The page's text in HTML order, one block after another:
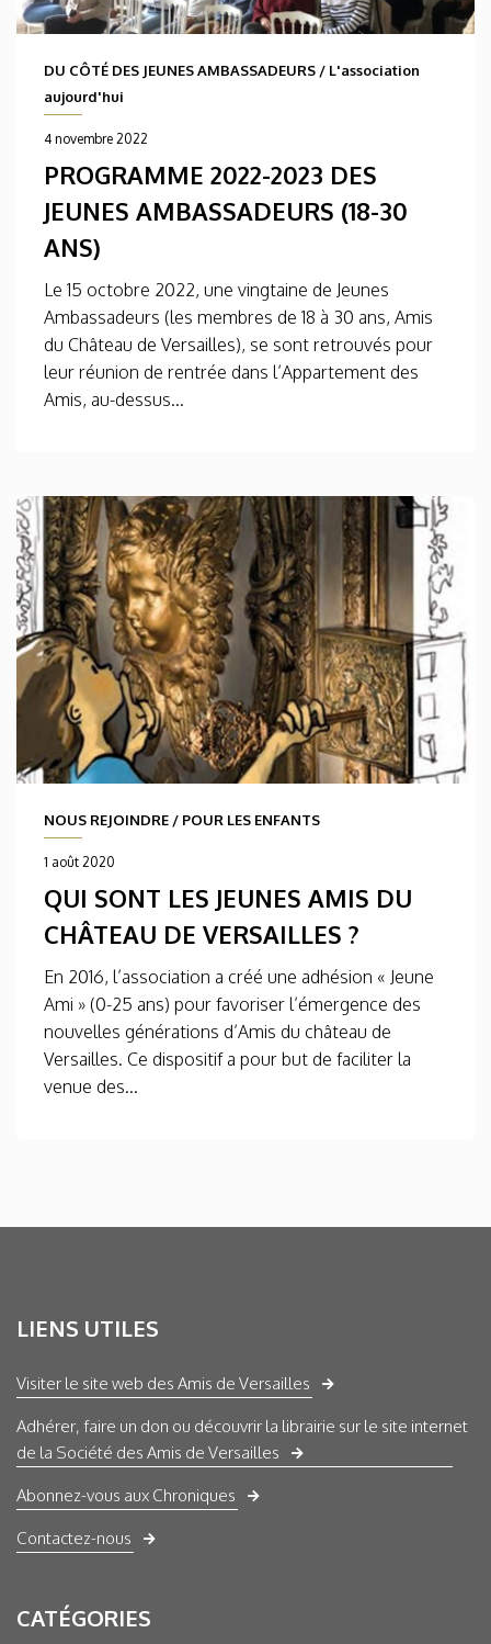
DU CÔTÉ DES JEUNES AMBASSADEURS / L'association
aujourd'hui
4 novembre 2022
PROGRAMME 2022-2023 DES
JEUNES AMBASSADEURS (18-30
ANS)
Le 15 octobre 2022, une vingtaine de Jeunes
Ambassadeurs (les membres de 18 à 30 ans, Amis
du Château de Versailles), se sont retrouvés pour
leur réunion de rentrée dans l’Appartement des
Amis, au-dessus...
NOUS REJOINDRE / POUR LES ENFANTS
1 août 2020
QUI SONT LES JEUNES AMIS DU
CHÂTEAU DE VERSAILLES ?
En 2016, l’association a créé une adhésion « Jeune
Ami » (0-25 ans) pour favoriser l’émergence des
nouvelles générations d’Amis du château de
Versailles. Ce dispositif a pour but de faciliter la
venue des...
LIENS UTILES
Visiter le site web des Amis de Versailles
Adhérer, faire un don ou découvrir la librairie sur le site internet
de la Société des Amis de Versailles
Abonnez-vous aux Chroniques
Contactez-nous
CATÉGORIES